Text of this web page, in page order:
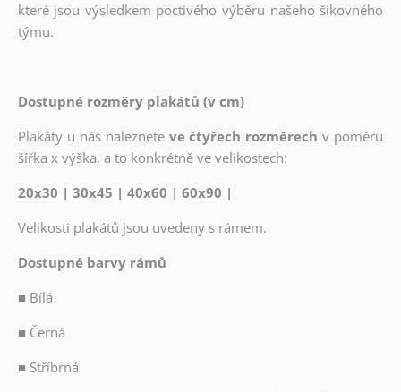
které jsou výsledkem poctivého výběru našeho šikovného
týmu.
Dostupné rozměry plakátů (v cm)
Plakáty u nás naleznete ve čtyřech rozměrech v poměru
šířka x výška, a to konkrétně ve velikostech:
20x30 | 30x45 | 40x60 | 60x90 |
Velikosti plakátů jsou uvedeny s rámem.
Dostupné barvy rámů
■ Bílá
■ Černá
■ Stříbrná